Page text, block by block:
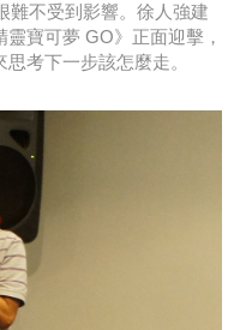
難不受到影響。徐人強建
寶可夢 GO》正面迎擊，
考下一步該怎麼走。